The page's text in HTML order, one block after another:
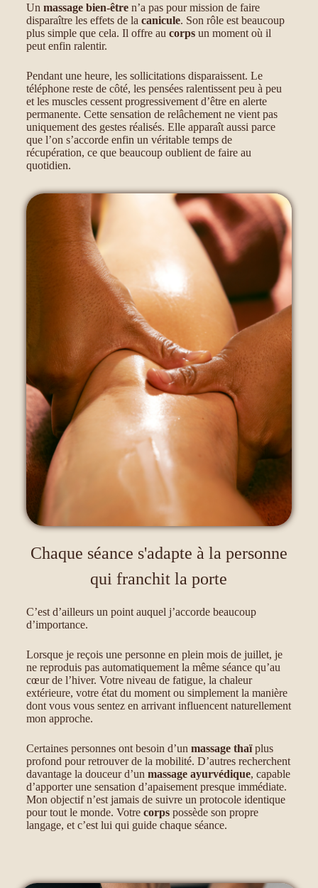
Un massage bien-êtren’a pas pour mission de faire
disparaître les effets de la canicule. Son rôle est beaucoup
plus simple que cela. Il offre au corpsun moment où il
peut enfin ralentir.
Pendant une heure, les sollicitations disparaissent. Le
téléphone reste de côté, les pensées ralentissent peu à peu
et les muscles cessent progressivement d’être en alerte
permanente. Cette sensation de relâchement ne vient pas
uniquement des gestes réalisés. Elle apparaît aussi parce
que l’on s’accorde enfin un véritable temps de
récupération, ce que beaucoup oublient de faire au
quotidien.
Chaque séance s'adapte à la personne
qui franchit la porte
C’est d’ailleurs un point auquel j’accorde beaucoup
d’importance.
Lorsque je reçois une personne en plein mois de juillet, je
ne reproduis pas automatiquement la même séance qu’au
cœur de l’hiver. Votre niveau de fatigue, la chaleur
extérieure, votre état du moment ou simplement la manière
dont vous vous sentez en arrivant influencent naturellement
mon approche.
Certaines personnes ont besoin d’un massage thaïplus
profond pour retrouver de la mobilité. D’autres recherchent
davantage la douceur d’un massage ayurvédique, capable
d’apporter une sensation d’apaisement presque immédiate.
Mon objectif n’est jamais de suivre un protocole identique
pour tout le monde. Votre corpspossède son propre
langage, et c’est lui qui guide chaque séance.